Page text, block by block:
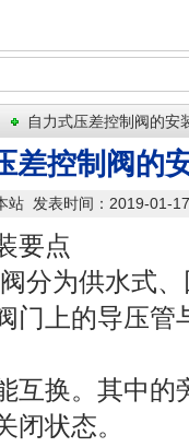
自力式压差控制阀的安
差控制阀的
站 发表时间：2019-01-
要点
为供水式、
门上的导压管
换。其中的
闭状态。